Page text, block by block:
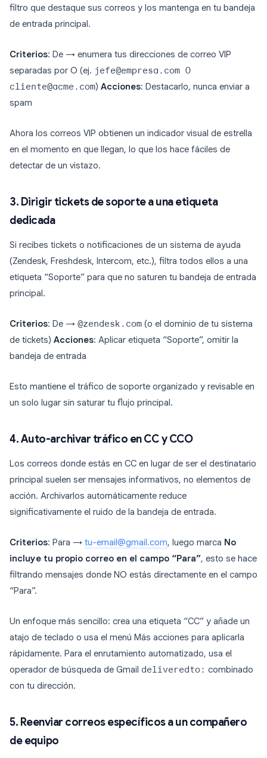
filtro que destaque sus correos y los mantenga en tu bandeja
de entrada principal.
Criterios: De → enumera tus direcciones de correo VIP
separadas por O (ej. jefe@empresa.com O
cliente@acme.com) Acciones: Destacarlo, nunca enviar a
spam
Ahora los correos VIP obtienen un indicador visual de estrella
en el momento en que llegan, lo que los hace fáciles de
detectar de un vistazo.
3. Dirigir tickets de soporte a una etiqueta
dedicada
Si recibes tickets o notificaciones de un sistema de ayuda
(Zendesk, Freshdesk, Intercom, etc.), filtra todos ellos a una
etiqueta “Soporte” para que no saturen tu bandeja de entrada
principal.
Criterios: De → @zendesk.com (o el dominio de tu sistema
de tickets) Acciones: Aplicar etiqueta “Soporte”, omitir la
bandeja de entrada
Esto mantiene el tráfico de soporte organizado y revisable en
un solo lugar sin saturar tu flujo principal.
4. Auto-archivar tráfico en CC y CCO
Los correos donde estás en CC en lugar de ser el destinatario
principal suelen ser mensajes informativos, no elementos de
acción. Archivarlos automáticamente reduce
significativamente el ruido de la bandeja de entrada.
Criterios: Para → tu-email@gmail.com, luego marca No
incluye tu propio correo en el campo “Para”, esto se hace
filtrando mensajes donde NO estás directamente en el campo
“Para”.
Un enfoque más sencillo: crea una etiqueta “CC” y añade un
atajo de teclado o usa el menú Más acciones para aplicarla
rápidamente. Para el enrutamiento automatizado, usa el
operador de búsqueda de Gmail deliveredto: combinado
con tu dirección.
5. Reenviar correos específicos a un compañero
de equipo